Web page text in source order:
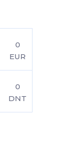
0
EUR
0
DNT